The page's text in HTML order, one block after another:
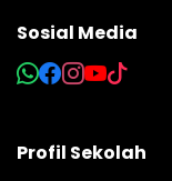
Sosial Media
Profil Sekolah